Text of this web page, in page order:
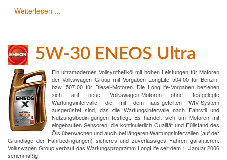
Weiterlesen ...
5W-30 ENEOS Ultra
Ein ultramodernes Vollsynthetiköl mit hohen Leistungen für Motoren
der Volkswagen Group mit Vorgaben LongLife 504.00 für Benzin-
bzw. 507.00 für Diesel-Motoren. Die LongLife-Vorgaben beziehen
sich auf neue Volkswagen-Motoren ohne festgelegte
Wartungsintervalle, die mit dem aus-gefeilten WIV-System
ausgerüstet sind, das die Wartungsintervalle nach Fahrstil und
Nutzungsbedin-gungen festlegt. Es handelt sich um Motoren mit
eingebauten Sensoren, die kontinuierlich Qualität und Füllstand des
Öls überwachen und auch bei längeren Wartungsintervallen (auf der
Grundlage der Fahrbedingungen) sicheres und zuverlässiges Fahren garantieren.
Volkswagen Group verbaut das Wartungsprogramm LongLife seit dem 1. Januar 2006
serienmäßig.